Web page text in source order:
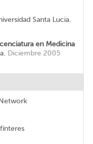
Santa Lucia.
en Medicina
Diciembre 2005